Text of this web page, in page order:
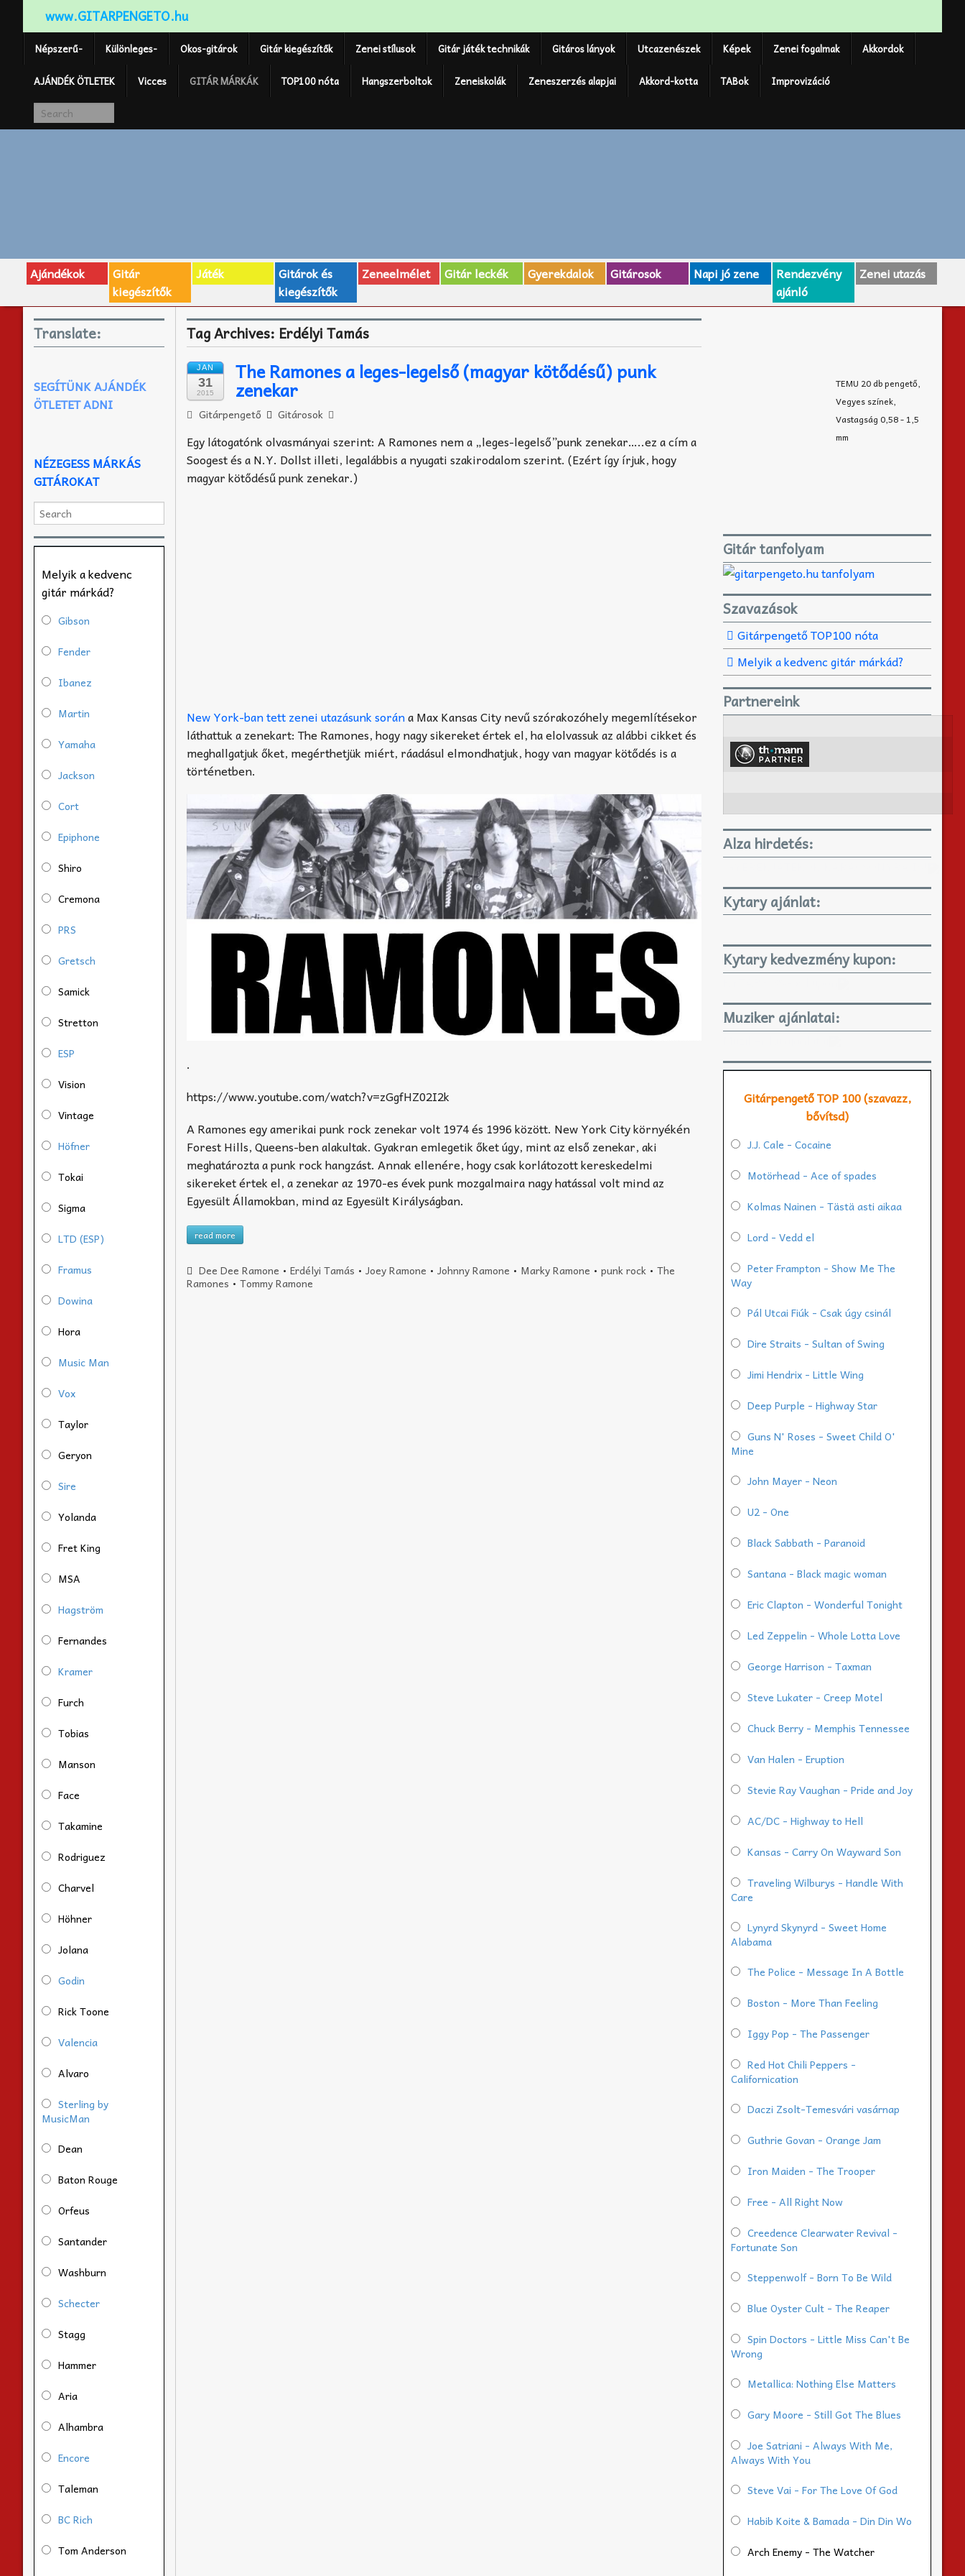
www.GITARPENGETO.hu
Népszerű- Különleges- Okos-gitárok Gitár kiegészítők Zenei stílusok Gitár játék technikák Gitáros lányok Utcazenészek Képek Zenei fogalmak Akkordok
AJÁNDÉK ÖTLETEK Vicces GITÁR MÁRKÁK TOP100 nóta Hangszerboltok Zeneiskolák Zeneszerzés alapjai Akkord-kotta TABok Improvizáció
Ajándékok
Gitár
kiegészítők
Játék
Gitárok és
kiegészítők
Zeneelmélet Gitár leckék Gyerekdalok Gitárosok Napi jó zene
Rendezvény
ajánló
Zenei utazás
Tag Archives: Erdélyi Tamás
JAN
31
2015
The Ramones a leges-legelső (magyar kötődésű) punk
zenekar
Gitárpengető Gitárosok
Egy látogatónk olvasmányai szerint:A Ramones nem a „leges-legelső”punk zenekar…..ez a cím a
Soogest és a N.Y. Dollst illeti, legalábbis a nyugati szakirodalom szerint. (Ezért így írjuk, hogy
magyar kötődésű punk zenekar.)
New York-ban tett zenei utazásunk sorána Max Kansas City nevű szórakozóhely megemlítésekor
láthattuk a zenekart: The Ramones, hogy nagy sikereket értek el, ha elolvassuk az alábbi cikket és
meghallgatjuk őket, megérthetjük miért, ráadásul elmondhatjuk, hogy van magyar kötődés is a
történetben.
.
https://www.youtube.com/watch?v=zGgfHZ02I2k
A Ramones egy amerikai punk rock zenekar volt 1974 és 1996 között. New York City környékén
Forest Hills, Queens-ben alakultak. Gyakran emlegetik őket úgy, mint az első zenekar, aki
meghatározta a punk rock hangzást. Annak ellenére, hogy csak korlátozott kereskedelmi
sikereket értek el, a zenekar az 1970-es évek punk mozgalmaira nagy hatással volt mind az
Egyesült Államokban, mind az Egyesült Királyságban.
read more
Dee Dee Ramone • Erdélyi Tamás • Joey Ramone • Johnny Ramone • Marky Ramone • punk rock• The
Ramones •Tommy Ramone
Translate:
SEGÍTÜNK AJÁNDÉK
ÖTLETET ADNI
NÉZEGESS MÁRKÁS
GITÁROKAT
Melyik a kedvenc
gitár márkád?
Gibson
Fender
Ibanez
Martin
Yamaha
Jackson
Cort
Epiphone
Shiro
Cremona
PRS
Gretsch
Samick
Stretton
ESP
Vision
Vintage
Höfner
Tokai
Sigma
LTD (ESP)
Framus
Dowina
Hora
Music Man
Vox
Taylor
Geryon
Sire
Yolanda
Fret King
MSA
Hagström
Fernandes
Kramer
Furch
Tobias
Manson
Face
Takamine
Rodriguez
Charvel
Höhner
Jolana
Godin
Rick Toone
Valencia
Alvaro
Sterling by
MusicMan
Dean
Baton Rouge
Orfeus
Santander
Washburn
Schecter
Stagg
Hammer
Aria
Alhambra
Encore
Taleman
BC Rich
Tom Anderson
TEMU 20 db pengető,
Vegyes színek,
Vastagság 0,58 - 1,5
mm
Gitár tanfolyam
Szavazások
Gitárpengető TOP100 nóta
Melyik a kedvenc gitár márkád?
Partnereink
Alza hirdetés:
Kytary ajánlat:
Kytary kedvezmény kupon:
Muziker ajánlatai:
Gitárpengető TOP 100 (szavazz,
bővítsd)
J.J. Cale - Cocaine
Motörhead - Ace of spades
Kolmas Nainen - Tästä asti aikaa
Lord - Vedd el
Peter Frampton - Show Me The
Way
Pál Utcai Fiúk - Csak úgy csinál
Dire Straits - Sultan of Swing
Jimi Hendrix - Little Wing
Deep Purple - Highway Star
Guns N' Roses - Sweet Child O'
Mine
John Mayer - Neon
U2 - One
Black Sabbath - Paranoid
Santana - Black magic woman
Eric Clapton - Wonderful Tonight
Led Zeppelin - Whole Lotta Love
George Harrison - Taxman
Steve Lukater - Creep Motel
Chuck Berry - Memphis Tennessee
Van Halen - Eruption
Stevie Ray Vaughan - Pride and Joy
AC/DC - Highway to Hell
Kansas - Carry On Wayward Son
Traveling Wilburys - Handle With
Care
Lynyrd Skynyrd - Sweet Home
Alabama
The Police - Message In A Bottle
Boston - More Than Feeling
Iggy Pop - The Passenger
Red Hot Chili Peppers -
Californication
Daczi Zsolt-Temesvári vasárnap
Guthrie Govan - Orange Jam
Iron Maiden - The Trooper
Free - All Right Now
Creedence Clearwater Revival -
Fortunate Son
Steppenwolf - Born To Be Wild
Blue Oyster Cult - The Reaper
Spin Doctors - Little Miss Can't Be
Wrong
Metallica: Nothing Else Matters
Gary Moore - Still Got The Blues
Joe Satriani - Always With Me,
Always With You
Steve Vai - For The Love Of God
Habib Koite & Bamada - Din Din Wo
Arch Enemy - The Watcher